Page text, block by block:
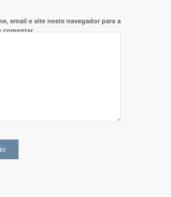
email e site neste navegador para a
comentar.